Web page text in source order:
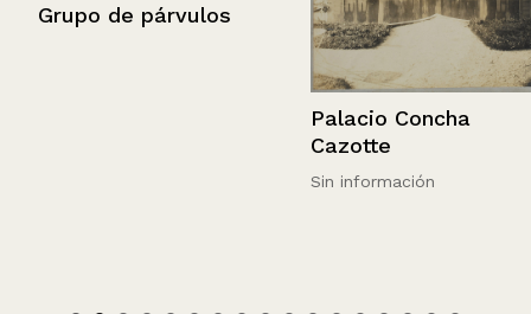
Grupo de párvulos
Palacio Concha
Cazotte
Sin información